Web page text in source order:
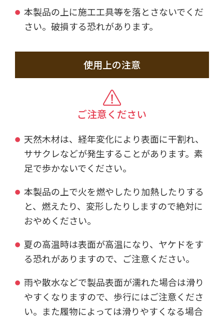
本製品の上に施工工具等を落とさないでくだ
さい。破損する恐れがあります。
使用上の注意
ご注意ください
天然木材は、経年変化により表面に干割れ、
ササクレなどが発生することがあります。素
足で歩かないでください。
本製品の上で火を燃やしたり加熱したりする
と、燃えたり、変形したりしますので絶対に
おやめください。
夏の高温時は表面が高温になり、ヤケドをす
る恐れがありますので、ご注意ください。
雨や散水などで製品表面が濡れた場合は滑り
やすくなりますので、歩行にはご注意くださ
い。また履物によっては滑りやすくなる場合